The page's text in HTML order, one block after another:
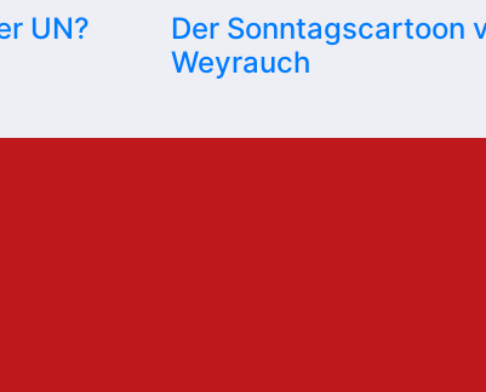
UN?
Der Sonntagscartoon
Weyrauch